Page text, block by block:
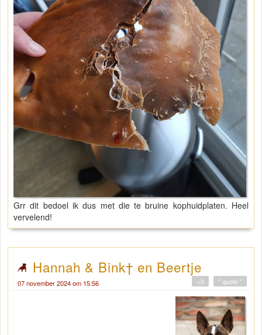
Grr dit bedoel ik dus met die te bruine kophuidplaten. Heel
vervelend!
Hannah & Bink† en Beertje
07 november 2024 om 15:56 " quote "
+0